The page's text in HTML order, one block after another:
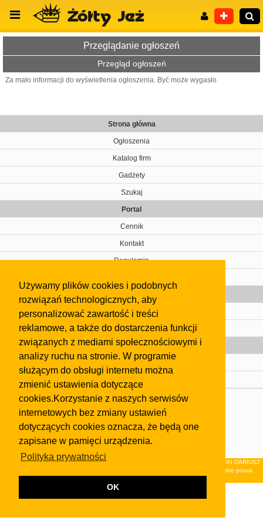
Używamy plików cookies i podobnych
rozwiązań technologicznych, aby
personalizować zawartość i treści
reklamowe, a także do dostarczenia funkcji
związanych z mediami społecznościowymi i
analizy ruchu na stronie. W programie
służącym do obsługi internetu można
zmienić ustawienia dotyczące
cookies.Korzystanie z naszych serwisów
internetowych bez zmiany ustawień
dotyczących cookies oznacza, że będą one
zapisane w pamięci urządzenia.
Polityka prywatności
OK
Przeglądanie ogłoszeń
Przegląd ogłoszeń
Za mało informacji do wyświetlenia ogłoszenia. Być może wygasło.
Strona główna
Ogłoszenia
Katalog firm
Gadżety
Szukaj
Portal
Cennik
Kontakt
Regulamin
Gazeta
Olkusz
Kontakt
Strefa dla biznesu
Biura nieruchomości
Dealerzy i autokomisy
Skontaktuj się z nami
regulaminuiPolityki Prywatności.
Klauzula FB
© 2026Wydawnictwo NEON sp. z o.o. (dawniej: FIRMA NEON MAREK KLUCZEWSKI DARIUSZ
KRAWCZYK s.c.) z siedzibą w Olkuszu, ul.Żuradzka 15, 32-300 Olkusz . Wszystkie prawa